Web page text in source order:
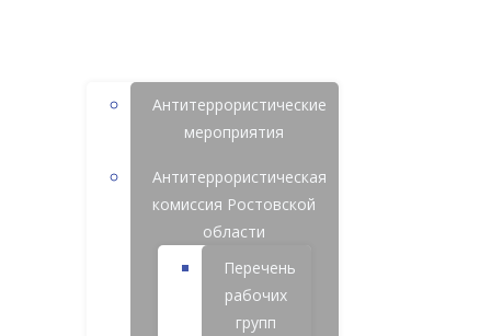
Антитеррористические
мероприятия
Антитеррористическая
комиссия Ростовской
области
Перечень
рабочих
групп